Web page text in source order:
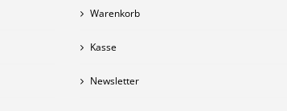
Warenkorb
Kasse
Newsletter